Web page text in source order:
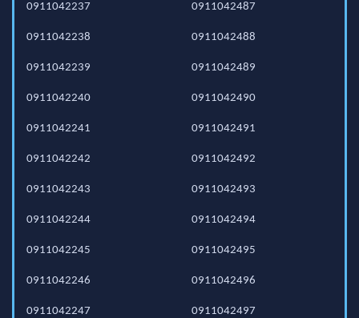
0911042237
0911042238
0911042239
0911042240
0911042241
0911042242
0911042243
0911042244
0911042245
0911042246
0911042247
0911042487
0911042488
0911042489
0911042490
0911042491
0911042492
0911042493
0911042494
0911042495
0911042496
0911042497